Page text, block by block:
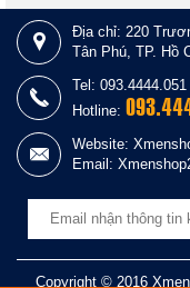
Địa chỉ: 220
Tân Phú, TP. Hồ
Tel:
Hotline:
Website:
Email:
Copyright © 2016